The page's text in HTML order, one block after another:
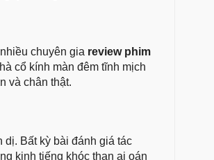
chuyên gia review phim
cổ kính màn đêm tĩnh mịch
và chân thật.
Bất kỳ bài đánh giá tác
kinh tiếng khóc than ai oán